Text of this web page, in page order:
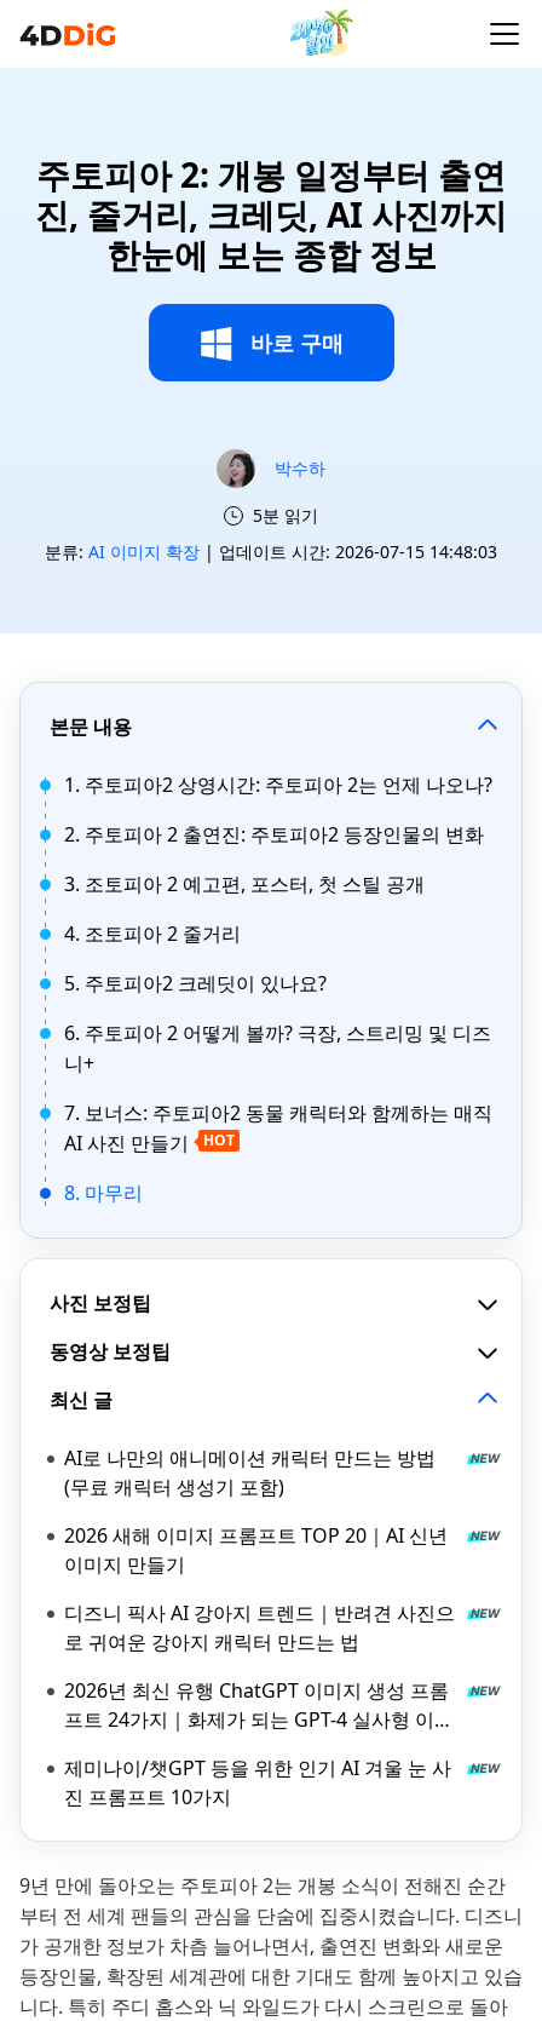
주토피아 2: 개봉 일정부터 출연
진, 줄거리, 크레딧, AI 사진까지
한눈에 보는 종합 정보
바로 구매
박수하
5분 읽기
분류: AI 이미지 확장 | 업데이트 시간: 2026-07-15 14:48:03
본문 내용
1. 주토피아2 상영시간: 주토피아 2는 언제 나오나?
2. 주토피아 2 출연진: 주토피아2 등장인물의 변화
3. 조토피아 2 예고편, 포스터, 첫 스틸 공개
4. 조토피아 2 줄거리
5. 주토피아2 크레딧이 있나요?
6. 주토피아 2 어떻게 볼까? 극장, 스트리밍 및 디즈
니+
7. 보너스: 주토피아2 동물 캐릭터와 함께하는 매직
AI 사진 만들기
HOT
8. 마무리
사진 보정팁
동영상 보정팁
최신 글
AI로 나만의 애니메이션 캐릭터 만드는 방법
(무료 캐릭터 생성기 포함)
2026 새해 이미지 프롬프트 TOP 20｜AI 신년
이미지 만들기
디즈니 픽사 AI 강아지 트렌드｜반려견 사진으
로 귀여운 강아지 캐릭터 만드는 법
2026년 최신 유행 ChatGPT 이미지 생성 프롬
프트 24가지｜화제가 되는 GPT-4 실사형 이미
제미나이/챗GPT 등을 위한 인기 AI 겨울 눈 사
진 프롬프트 10가지
9년 만에 돌아오는 주토피아 2는 개봉 소식이 전해진 순간
부터 전 세계 팬들의 관심을 단숨에 집중시켰습니다. 디즈니
가 공개한 정보가 차츰 늘어나면서, 출연진 변화와 새로운
등장인물, 확장된 세계관에 대한 기대도 함께 높아지고 있습
니다. 특히 주디 홉스와 닉 와일드가 다시 스크린으로 돌아